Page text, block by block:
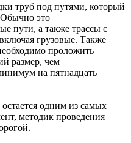
труб под путями, который
это
пути, а также трассы с
грузовые. Также
проложить
размер, чем
на пятнадцать
остается одним из самых
методик проведения